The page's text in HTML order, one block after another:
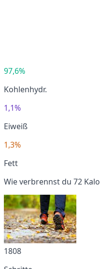
97,6%
Kohlenhydr.
1,1%
Eiweiß
1,3%
Fett
Wie verbrennst du 72
1808